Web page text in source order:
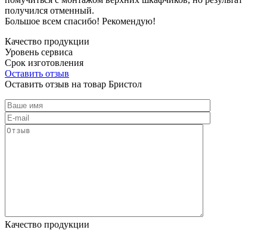
получился отменный.
Большое всем спасибо! Рекомендую!
Качество продукции
Уровень сервиса
Срок изготовления
Оставить отзыв
Оставить отзыв на товар Бристол
Качество продукции